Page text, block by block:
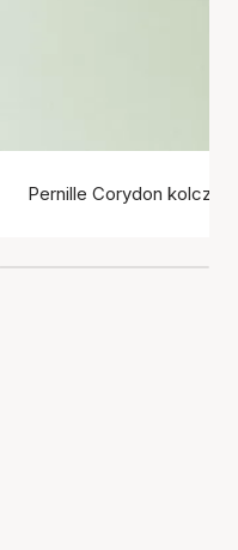
Pernille Corydon kolczyki